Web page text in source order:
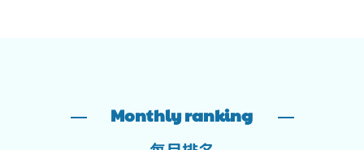
Monthly ranking